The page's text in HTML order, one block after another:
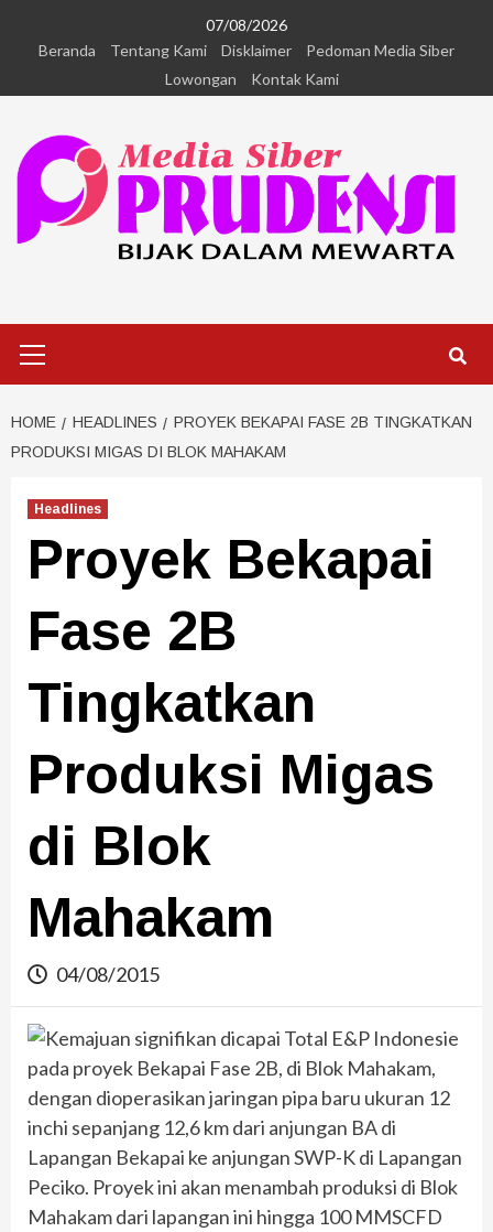
07/08/2026
Beranda
Tentang Kami Disklaimer
Pedoman Media Siber
Lowongan
Kontak Kami
HOME HEADLINES
PROYEK BEKAPAI FASE 2B TINGKATKAN
PRODUKSI MIGAS DI BLOK MAHAKAM
Headlines
Proyek Bekapai
Fase 2B
Tingkatkan
Produksi Migas
di Blok
Mahakam
04/08/2015